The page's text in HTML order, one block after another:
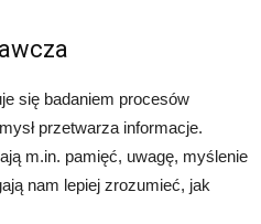
się badaniem procesów
przetwarza informacje.
m.in. pamięć, uwagę, myślenie
nam lepiej zrozumieć, jak